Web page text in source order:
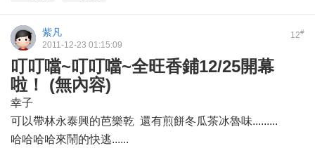
12#
紫凡
2011-12-23 01:15:09
叮叮噹~叮叮噹~全旺香鋪12/25開幕
啦！ (無內容)
幸子
可以帶林永泰興的芭樂乾 還有煎餅冬瓜茶冰魯味.........
哈哈哈哈來鬧的快逃......